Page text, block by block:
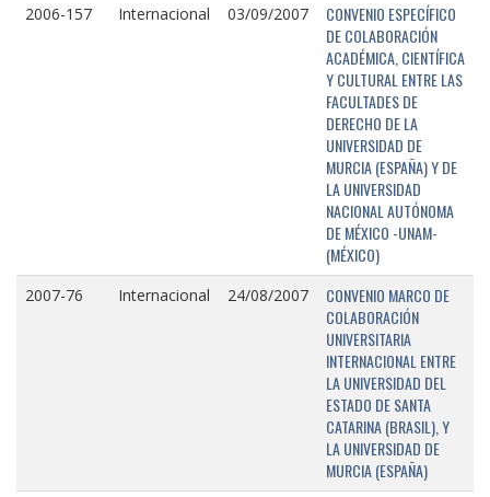
2006-157 Internacional 03/09/2007
CONVENIO ESPECÍFICO
DE COLABORACIÓN
ACADÉMICA, CIENTÍFICA
Y CULTURAL ENTRE LAS
FACULTADES DE
DERECHO DE LA
UNIVERSIDAD DE
MURCIA (ESPAÑA) Y DE
LA UNIVERSIDAD
NACIONAL AUTÓNOMA
DE MÉXICO -UNAM-
(MÉXICO)
2007-76 Internacional 24/08/2007
CONVENIO MARCO DE
COLABORACIÓN
UNIVERSITARIA
INTERNACIONAL ENTRE
LA UNIVERSIDAD DEL
ESTADO DE SANTA
CATARINA (BRASIL), Y
LA UNIVERSIDAD DE
MURCIA (ESPAÑA)